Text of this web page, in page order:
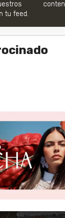
tu feed.